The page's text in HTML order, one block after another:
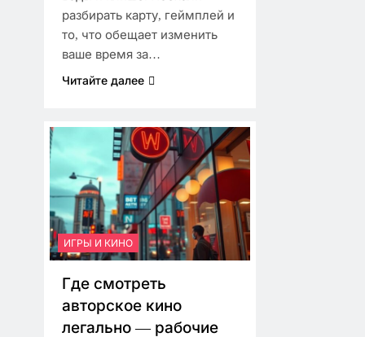
разбирать карту, геймплей и
то, что обещает изменить
ваше время за…
Читайте далее
ИГРЫ И КИНО
Где смотреть
авторское кино
легально — рабочие